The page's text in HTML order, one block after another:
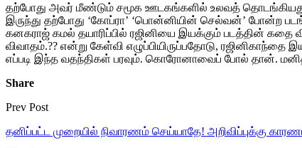
தற்போது அவர் மீண்டும் சமூக ஊடகங்களில் உலவத் தொடங்கியதும்
இருந்து தற்போது ‘கோப்ரா’ ‘பொன்னியின் செல்வன்’ போன்ற
கனகராஜ் கமல் தயாரிப்பில் ரஜினியை இயக்கும் படத்தின்
விவாதம்.?? என்று கேள்வி எழுப்பியிருப்பதோடு,
எப்படி இந்த வதந்திகள் பரவும். கொரோனாவைப் போல் தான்.
Share
Prev Post
தனிப்பட்ட முறையில் நிவாரணம் செய்யாதே! அறிவிப்புக்கு